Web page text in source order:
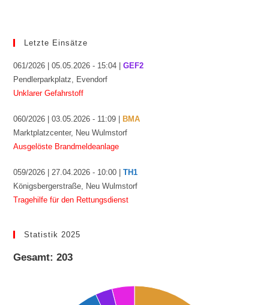
Letzte Einsätze
061/2026 | 05.05.2026 - 15:04 |GEF2
Pendlerparkplatz, Evendorf
Unklarer Gefahrstoff
060/2026 | 03.05.2026 - 11:09 |
BMA
Marktplatzcenter, Neu Wulmstorf
Ausgelöste Brandmeldeanlage
059/2026 | 27.04.2026 - 10:00 |TH1
Königsbergerstraße, Neu Wulmstorf
Tragehilfe für den Rettungsdienst
Statistik 2025
Gesamt: 203